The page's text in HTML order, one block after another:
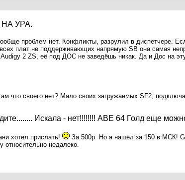
НА УРА.
проблем нет. Конфликты, разрулил в диспетчере.
плат не поддерживающих напрямую SB она самая
2 ZS, её под ДОС не заведёшь никак. Да и Дос на
что своего нет? Мало своих загружаемых SF2,
Искала - нет!!!!!!!! АВЕ 64 Голд еще
хотел прислать! За 500р. Но я нашёл за 150 в МСК!
относительно недалеко.